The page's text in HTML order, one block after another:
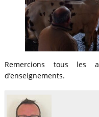
Remercions tous les
d’enseignements.